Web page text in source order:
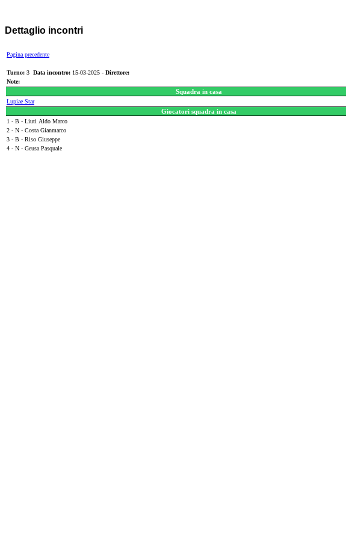
Dettaglio incontri
Pagina precedente
Turno: 3 Data incontro: 15-03-2025 - Direttore:
Note:
Squadra in casa
Lupiae Star
Giocatori squadra in casa
1 - B - Liuti Aldo Marco
2 - N - Costa Gianmarco
3 - B - Riso Giuseppe
4 - N - Geusa Pasquale